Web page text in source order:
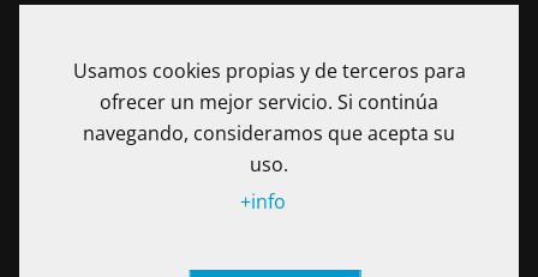
inspección y vigilancia del Ministerio de Educación Nacional
mediante Resolución No. 13130 del 7 de julio de 2017
expedida por el Ministerio de Educación Nacional.
Calle 100 No. 19-61 piso 8º, Bogotá – Colombia Teléfono: (+57)
Usamos cookies propias y de terceros para
ofrecer un mejor servicio. Si continúa
navegando, consideramos que acepta su
uso.
+info